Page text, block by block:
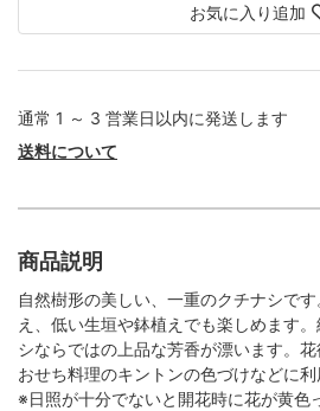
お気に入り追加
通常 1 ～ 3 営業日以内に発送します
送料について
商品説明
自然樹形の美しい、一重のクチナシで
え、低い生垣や鉢植えでも楽しめます
シならではの上品な芳香が漂います。花
おせち料理のキントンの色づけなどに利
※日照が十分でないと開花時に花が黄色